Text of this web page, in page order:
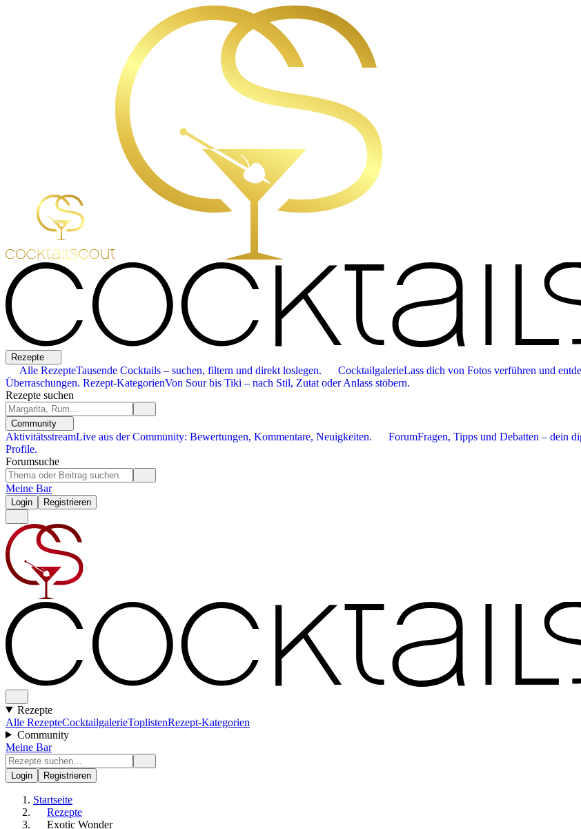
Rezepte
Alle RezepteTausende Cocktails – suchen, filtern und direkt loslegen. CocktailgalerieLass dich von Fotos verführen und
Überraschungen. Rezept-KategorienVon Sour bis Tiki – nach Stil, Zutat oder Anlass stöbern.
Rezepte suchen
Community
AktivitätsstreamLive aus der Community: Bewertungen, Kommentare, Neuigkeiten. ForumFragen, Tipps und Debatten – dein
Profile.
Forumsuche
Meine Bar
Login Registrieren
Rezepte
Alle RezepteCocktailgalerieToplistenRezept-Kategorien
Community
Meine Bar
Login Registrieren
Startseite
Rezepte
Exotic Wonder